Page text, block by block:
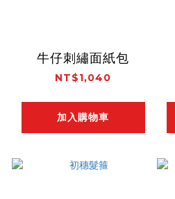
牛仔刺繡面紙包
NT$1,040
加入購物車